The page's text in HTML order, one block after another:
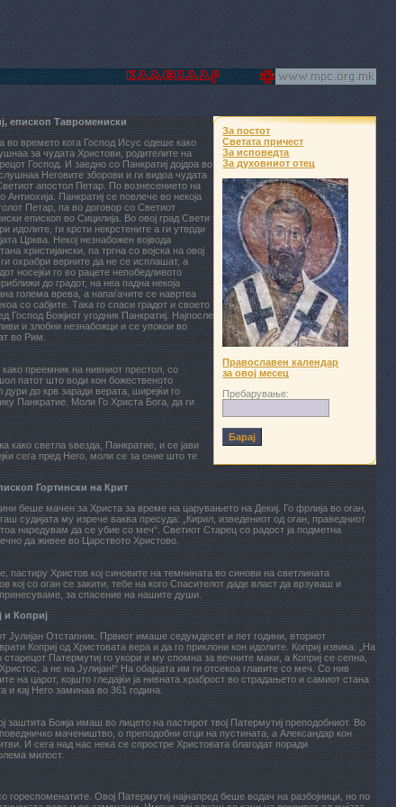
За постот
Светата причест
За исповедта
За духовниот отец
Православен календар
за овој месец
Пребарување:
епископ Тавромениски
во времето кога Господ Исус одеше како
за чудата Христови, родителите на
Господ. И заедно со Панкратиј дојдоа во
Неговите зборови и ги видоа чудата
апостол Петар. По вознесението на
Антиохија. Панкратиј се повлече во некоја
Петар, па во договор со Светиот
епископ во Сицилија. Во овој град Свети
идолите, ги крсти некрстените а ги утврди
Црква. Некој незнабожен војвода
христијански, па тргна со војска на овој
охрабри верните да не се исплашат, а
носејќи го во рацете непобедливото
до градот, на неа падна некоја
голема врева, а напаѓачите се навртеа
со сабјите. Така го спаси градот и своето
Господ Божјиот угодник Панкратиј. Најпосле
и злобни незнабожци и се упокои во
во Рим.
преемник на нивниот престол, со
патот што води кон божественото
до крв заради верата, ширејќи го
Панкратие. Моли Го Христа Бога, да ги
како светла ѕвезда, Панкратие, и се јави
сега пред Него, моли се за оние што те
Гортински на Крит
беше мачен за Христа за време на царувањето на Декиј. Го фрлија во оган,
судијата му изрече ваква пресуда: „Кирил, изведениот од оган, праведниот
наредувам да се убие со меч“. Светиот Старец со радост ја подметна
да живее во Царството Христово.
пастиру Христов кој синовите на темнината во синови на светлината
кој со оган се закити, тебе на кого Спасителот даде власт да врзуваш и
за спасение на нашите души.
и Коприј
Јулијан Отстапник. Првиот имаше седумдесет и пет години, вториот
Коприј од Христовата вера и да го приклони кон идолите. Коприј извика: „На
Патермутиј го укори и му спомна за вечните маки, а Коприј се сепна,
а не на Јулијан!“ На обајцата им ги отсекоа главите со меч. Со нив
на царот, којшто гледајќи ја нивната храброст во страдањето и самиот стана
и кај Него заминаа во 361 година.
заштита Божја имаш во лицето на пастирот твој Патермутиј преподобниот. Во
мачеништво, о преподобни отци на пустината, а Александар кон
И сега над нас нека се спростре Христовата благодат поради
милост.
Овој Патермутиј најнапред беше водач на разбојници, но по